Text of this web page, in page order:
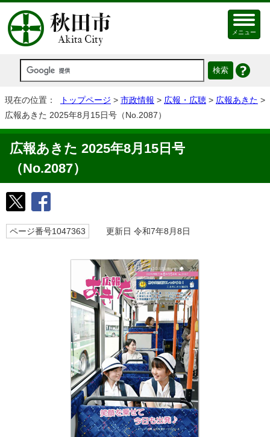
メニュー
現在の位置： トップページ > 市政情報 > 広報・広聴 > 広報あきた >
広報あきた 2025年8月15日号（No.2087）
広報あきた 2025年8月15日号
（No.2087）
ページ番号1047363 更新日 令和7年8月8日